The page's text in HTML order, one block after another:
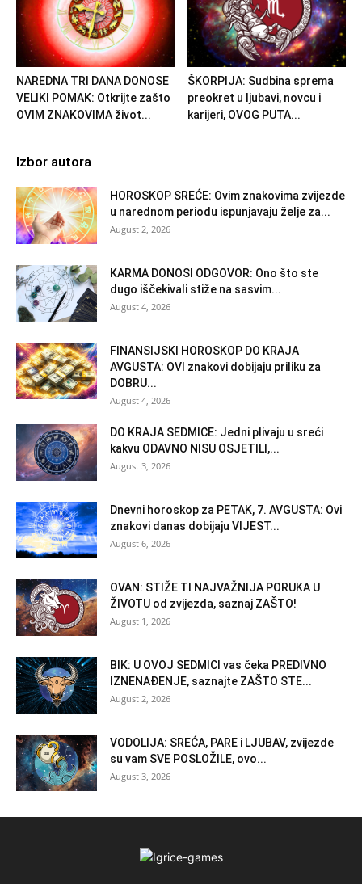
NAREDNA TRI DANA DONOSE
VELIKI POMAK: Otkrijte zašto
OVIM ZNAKOVIMA život...
ŠKORPIJA: Sudbina sprema
preokret u ljubavi, novcu i
karijeri, OVOG PUTA...
Izbor autora
HOROSKOP SREĆE: Ovim znakovima zvijezde
u narednom periodu ispunjavaju želje za...
August 2, 2026
KARMA DONOSI ODGOVOR: Ono što ste
dugo iščekivali stiže na sasvim...
August 4, 2026
FINANSIJSKI HOROSKOP DO KRAJA
AVGUSTA: OVI znakovi dobijaju priliku za
DOBRU...
August 4, 2026
DO KRAJA SEDMICE: Jedni plivaju u sreći
kakvu ODAVNO NISU OSJETILI,...
August 3, 2026
Dnevni horoskop za PETAK, 7. AVGUSTA: Ovi
znakovi danas dobijaju VIJEST...
August 6, 2026
OVAN: STIŽE TI NAJVAŽNIJA PORUKA U
ŽIVOTU od zvijezda, saznaj ZAŠTO!
August 1, 2026
BIK: U OVOJ SEDMICI vas čeka PREDIVNO
IZNENAĐENJE, saznajte ZAŠTO STE...
August 2, 2026
VODOLIJA: SREĆA, PARE i LJUBAV, zvijezde
su vam SVE POSLOŽILE, ovo...
August 3, 2026